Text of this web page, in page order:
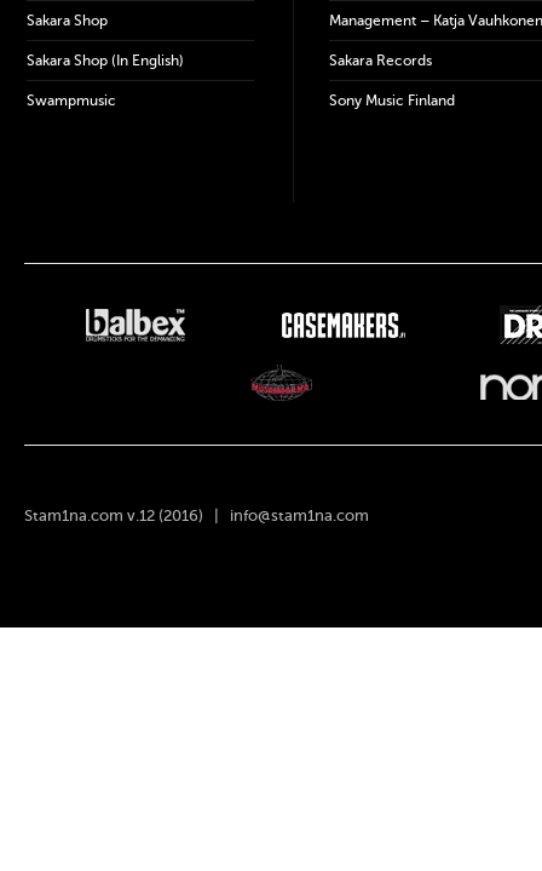
Sakara Shop
Sakara Shop (In English)
Swampmusic
Management – Katja Vauhkonen
Sakara Records
Sony Music Finland
Stam1na.com v.12 (2016) | info@stam1na.com